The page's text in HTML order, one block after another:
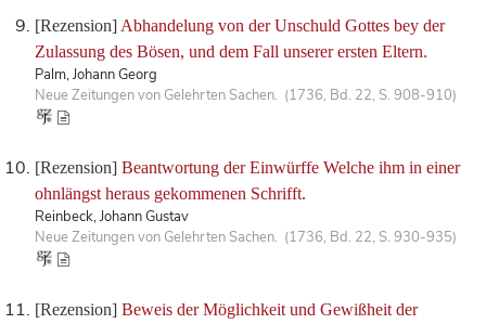
[Rezension] Abhandelung von der Unschuld Gottes bey der
Zulassung des Bösen, und dem Fall unserer ersten Eltern.
Palm, Johann Georg
Neue Zeitungen von Gelehrten Sachen. (1736, Bd. 22, S. 908-910)
[Rezension] Beantwortung der Einwürffe Welche ihm in einer
ohnlängst heraus gekommenen Schrifft.
Reinbeck, Johann Gustav
Neue Zeitungen von Gelehrten Sachen. (1736, Bd. 22, S. 930-935)
[Rezension] Beweis der Möglichkeit und Gewißheit der